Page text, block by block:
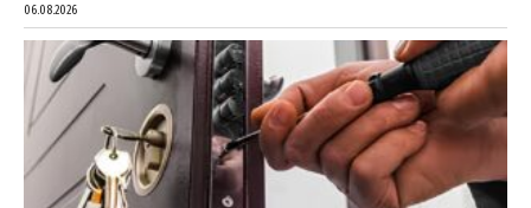
06.08.2026